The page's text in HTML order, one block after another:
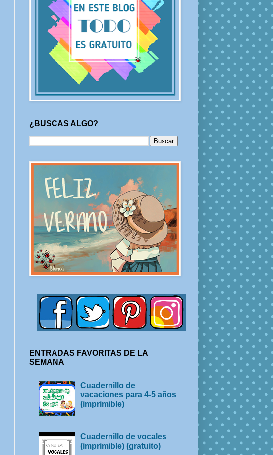
¿BUSCAS ALGO?
ENTRADAS FAVORITAS DE LA
SEMANA
Cuadernillo de
vacaciones para 4-5 años
(imprimible)
Cuadernillo de vocales
(imprimible) (gratuito)